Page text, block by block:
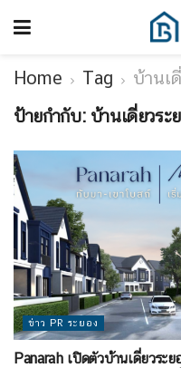
Home Tag
บ้านเ
ป้ายกำกับ: บ้านเดี่ยวระ
ข่าว PR ระยอง
Panarah เปิดตัวบ้านเดี่ยวร